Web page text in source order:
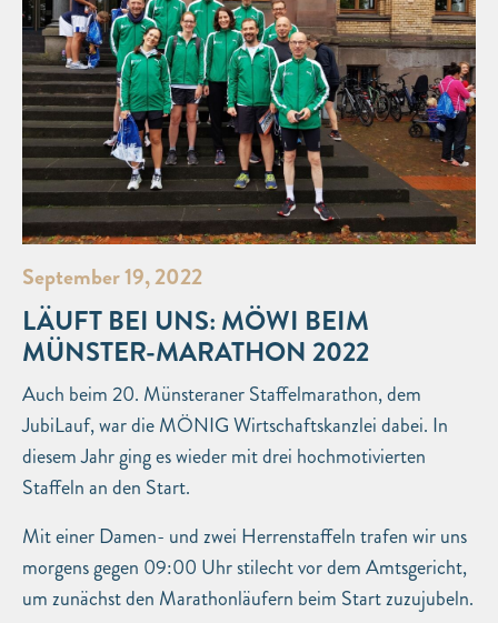
September 19, 2022
LÄUFT BEI UNS: MÖWI BEIM
MÜNSTER-MARATHON 2022
Auch beim 20. Münsteraner Staffelmarathon, dem
JubiLauf, war die MÖNIG Wirtschaftskanzlei dabei. In
diesem Jahr ging es wieder mit drei hochmotivierten
Staffeln an den Start.
Mit einer Damen- und zwei Herrenstaffeln trafen wir uns
morgens gegen 09:00 Uhr stilecht vor dem Amtsgericht,
um zunächst den Marathonläufern beim Start zuzujubeln.